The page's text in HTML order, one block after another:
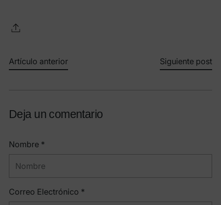
Artículo anterior Siguiente post
Deja un comentario
Nombre *
Correo Electrónico *